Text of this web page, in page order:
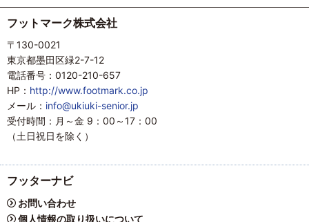
フットマーク株式会社
〒130-0021
東京都墨田区緑2-7-12
電話番号：0120-210-657
HP： http://www.footmark.co.jp
メール： info@ukiuki-senior.jp
受付時間：月～金 9：00～17：00
（土日祝日を除く）
フッターナビ
お問い合わせ
個人情報の取り扱いについて